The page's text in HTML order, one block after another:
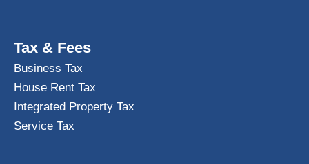
Tax & Fees
Business Tax
House Rent Tax
Integrated Property Tax
Service Tax